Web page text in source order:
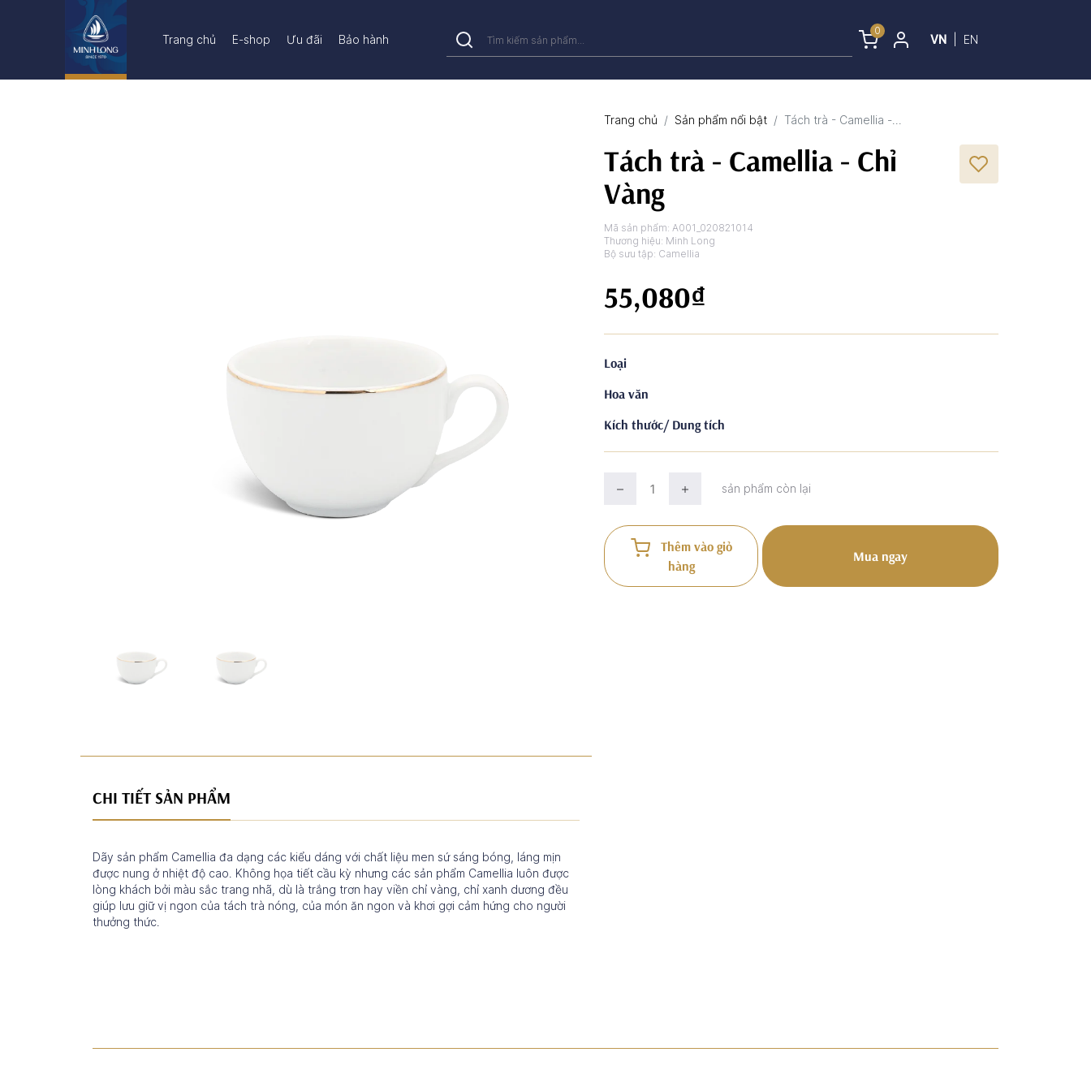
Trang chủ E-shop Ưu đãi Bảo hành
0
VN EN
Trang chủ Sản phẩm nổi bật Tách trà - Camellia -...
Tách trà - Camellia - Chỉ
Vàng
Mã sản phẩm:A001_020821014
Thương hiệu: Minh Long
Bộ sưu tập: Camellia
55,080₫
Loại
Hoa văn
Kích thước/ Dung tích
sản phẩm còn lại
Thêm vào giỏ
hàng
Mua ngay
CHI TIẾT SẢN PHẨM
Dãy sản phẩm Camellia đa dạng các kiểu dáng với chất liệu men sứ sáng bóng, láng mịn
được nung ở nhiệt độ cao. Không họa tiết cầu kỳ nhưng các sản phẩm Camellia luôn được
lòng khách bởi màu sắc trang nhã, dù là trắng trơn hay viền chỉ vàng, chỉ xanh dương đều
giúp lưu giữ vị ngon của tách trà nóng, của món ăn ngon và khơi gợi cảm hứng cho người
thưởng thức.